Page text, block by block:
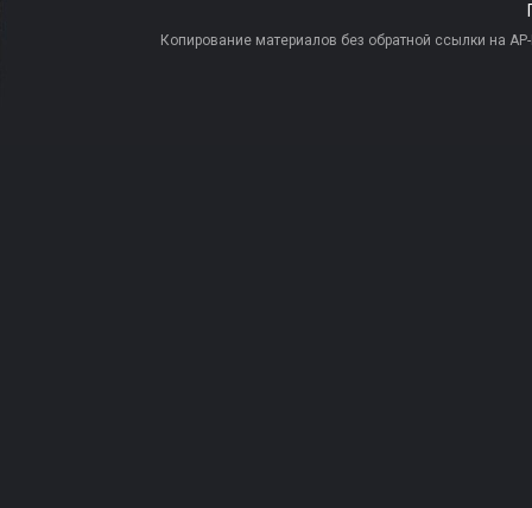
Копирование материалов без обратной ссылки на